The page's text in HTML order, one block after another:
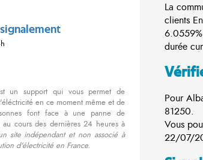
un support qui vous permet de
en ce moment même et de
font face à une panne de
cours des dernières 24 heures à
site indépendant et non associé à
d'électricité en France.
La
clients
durée
Pour
81250.
Vous
22/07/